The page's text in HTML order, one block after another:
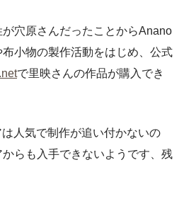
穴原さんだったことからAnano
小物の製作活動をはじめ、公式
で里映さんの作品が購入でき
人気で制作が追い付かないの
らも入手できないようです、残